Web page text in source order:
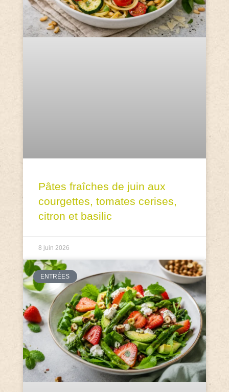
Pâtes fraîches de juin aux
courgettes, tomates cerises,
citron et basilic
8 juin 2026
ENTRÉES